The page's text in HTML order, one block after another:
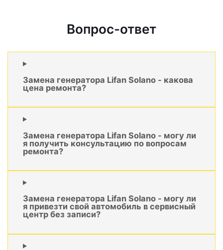
Вопрос-ответ
Замена генератора Lifan Solano - какова
цена ремонта?
Замена генератора Lifan Solano - могу ли
я получить консультацию по вопросам
ремонта?
Замена генератора Lifan Solano - могу ли
я привезти свой автомобиль в сервисный
центр без записи?